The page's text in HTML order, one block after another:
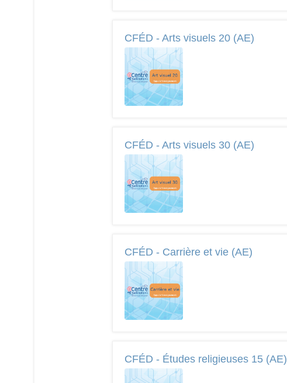
CFÉD - Arts visuels 20 (AE)
CFÉD - Arts visuels 30 (AE)
CFÉD - Carrière et vie (AE)
CFÉD - Études religieuses 15 (AE)